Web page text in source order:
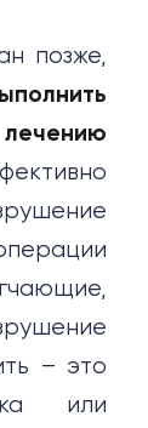
позже,
– это
или